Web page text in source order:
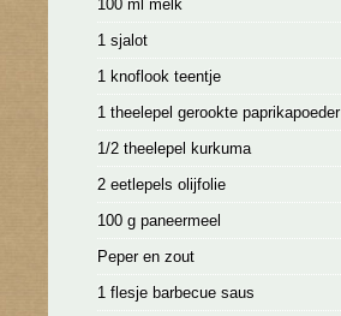
100 ml melk
1 sjalot
1 knoflook teentje
1 theelepel gerookte paprikapoeder
1/2 theelepel kurkuma
2 eetlepels olijfolie
100 g paneermeel
Peper en zout
1 flesje barbecue saus